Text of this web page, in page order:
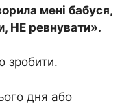
мені бабуся,
НЕ ревнувати».
зробити.
дня або